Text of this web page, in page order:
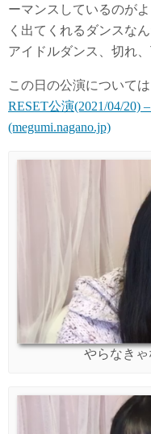
ーマンスしているのが
く出てくれるダンスなん
アイドルダンス、切れ
この日の公演について
RESET公演(2021/04/20)
(megumi.nagano.jp)
やらなき